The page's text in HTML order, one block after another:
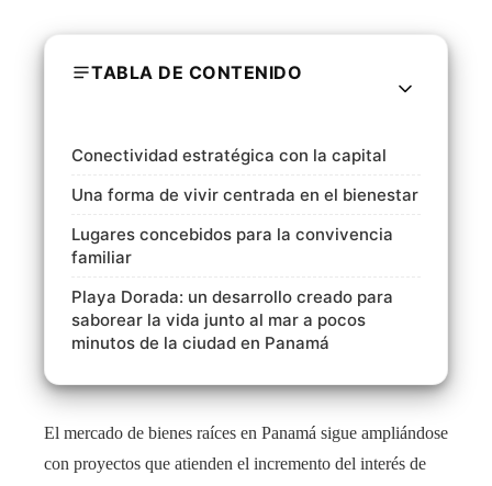
TABLA DE CONTENIDO
Conectividad estratégica con la capital
Una forma de vivir centrada en el bienestar
Lugares concebidos para la convivencia
familiar
Playa Dorada: un desarrollo creado para
saborear la vida junto al mar a pocos
minutos de la ciudad en Panamá
El mercado de bienes raíces en Panamá sigue ampliándose
con proyectos que atienden el incremento del interés de